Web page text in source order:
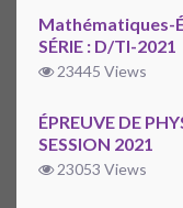
Mathématiques-
SÉRIE : D/TI-2021
23445 Views
ÉPREUVE DE
SESSION 2021
23053 Views